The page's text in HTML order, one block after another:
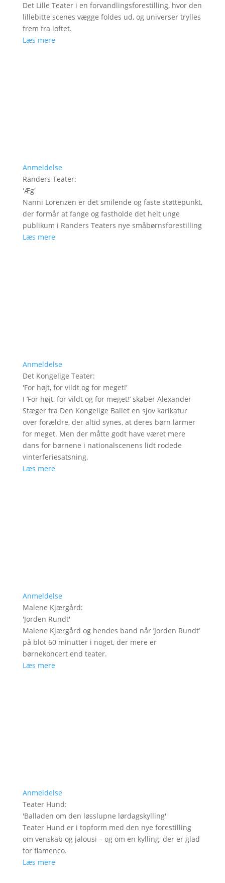
Det Lille Teater i en forvandlingsforestilling, hvor den
lillebitte scenes vægge foldes ud, og universer trylles
frem fra loftet.
Læs mere
Anmeldelse
Randers Teater:
'Æg'
Nanni Lorenzen er det smilende og faste støttepunkt,
der formår at fange og fastholde det helt unge
publikum i Randers Teaters nye småbørnsforestilling
Læs mere
Anmeldelse
Det Kongelige Teater:
'For højt, for vildt og for meget!'
I ’For højt, for vildt og for meget!’ skaber Alexander
Stæger fra Den Kongelige Ballet en sjov karikatur
over forældre, der altid synes, at deres børn larmer
for meget. Men der måtte godt have været mere
dans for børnene i nationalscenens lidt rodede
vinterferiesatsning.
Læs mere
Anmeldelse
Malene Kjærgård:
'Jorden Rundt'
Malene Kjærgård og hendes band når ’Jorden Rundt’
på blot 60 minutter i noget, der mere er
børnekoncert end teater.
Læs mere
Anmeldelse
Teater Hund:
'Balladen om den løsslupne lørdagskylling'
Teater Hund er i topform med den nye forestilling
om venskab og jalousi – og om en kylling, der er glad
for flamenco.
Læs mere